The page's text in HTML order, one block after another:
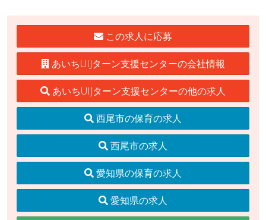
この求人に応募
あいちUIJターン支援センターの会社情報
あいちUIJターン支援センターの他の求人
西尾市の保育の求人
西尾市の求人
愛知県の保育の求人
愛知県の求人